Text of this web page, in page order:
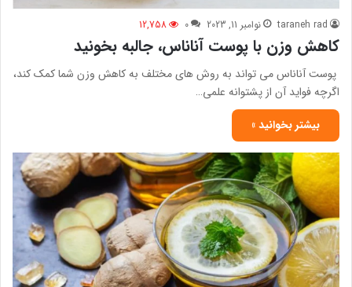
taraneh rad نوامبر 11, 2023 0
12,758
کاهش وزن با پوست آناناس، جالبه بخونید
پوست آناناس می تواند به روش های مختلف به کاهش وزن شما کمک کند،
اگرچه فواید آن از پشتوانه علمی…
بیشتر بخوانید »